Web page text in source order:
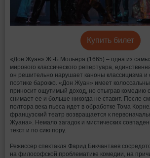
Купить билет
«Дон Жуан» Ж.-Б.Мольера (1665) – одна из
мирового классического репертуара,
он решительно нарушает каноны классицизма и
поэтике барокко. «Дон Жуан» имеет
приносит ощутимый доход, но отыграв комедию
снимает ее и больше никогда не ставит. После
полтора века пьеса идет в обработке Тома
французский театр возвращается к
Жуана». Немало загадок и мистических
текст и по сию пору.
Режиссер спектакля Фарид Бикчантаев
на философской проблематике комедии, на